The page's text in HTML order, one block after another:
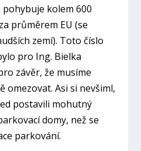
kolem 600
průměrem EU (se
zemí). Toto číslo
pro Ing. Bielka
závěr, že musíme
omezovat. Asi si nevšiml,
postavili mohutný
domy, než se
parkování.